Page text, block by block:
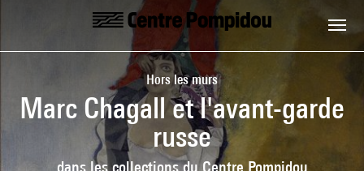
Aller au contenu principal
Centre Pompidou
Hors les murs
Marc Chagall et l'avant-garde
russe
dans les collections du Centre Pompidou